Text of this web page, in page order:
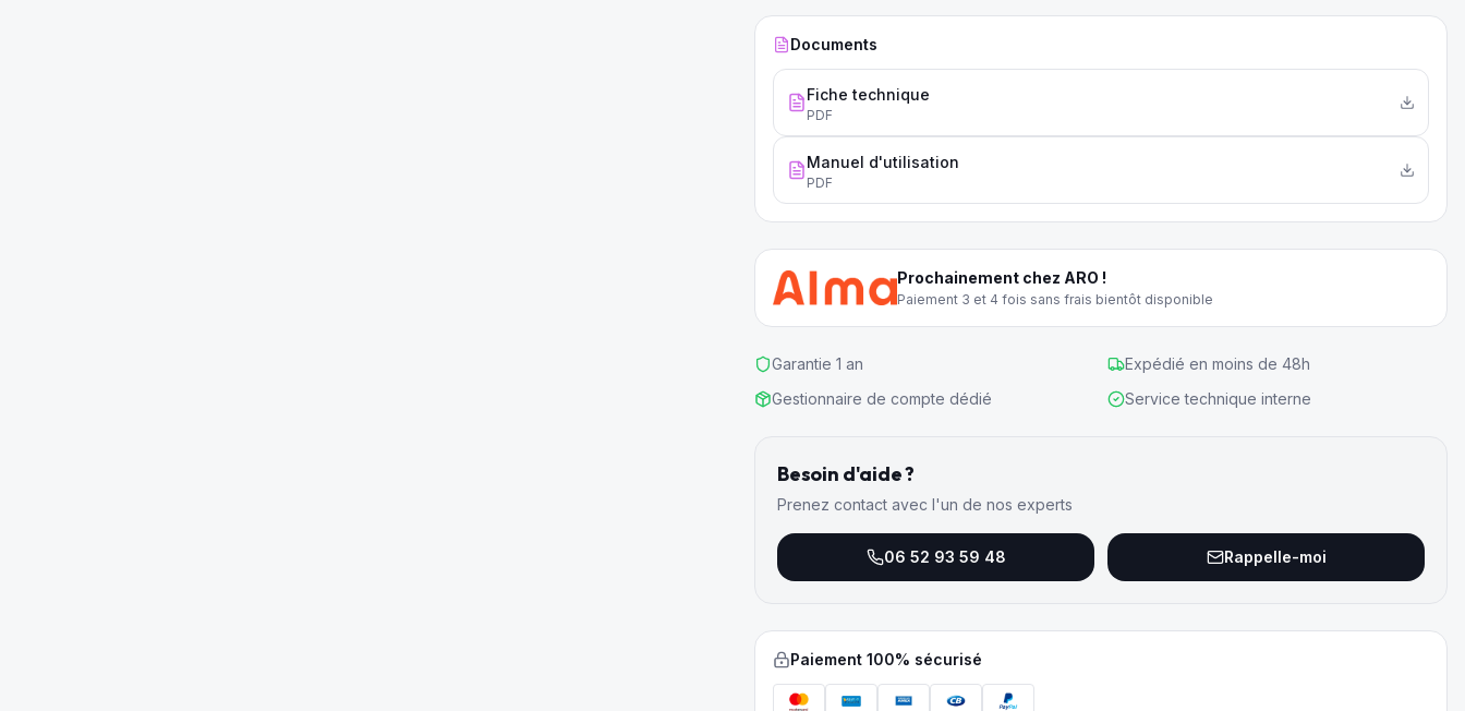
Documents
Fiche technique
PDF
Manuel d'utilisation
PDF
Prochainement chez ARO !
Paiement 3 et 4 fois sans frais bientôt disponible
Garantie 1 an
Expédié en moins de 48h
Gestionnaire de compte dédié
Service technique interne
Besoin d'aide ?
Prenez contact avec l'un de nos experts
06 52 93 59 48 Rappelle-moi
Paiement 100% sécurisé